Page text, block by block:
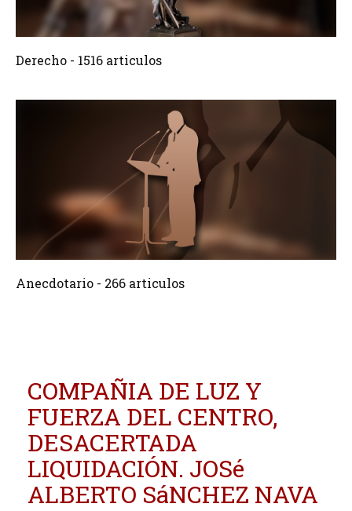
Crear 1516 Articulos
Derecho - 1516 articulos
Crear 266 Articulos
Anecdotario - 266 articulos
COMPAÑIA DE LUZ Y
FUERZA DEL CENTRO,
DESACERTADA
LIQUIDACIÓN. JOSé
ALBERTO SáNCHEZ NAVA